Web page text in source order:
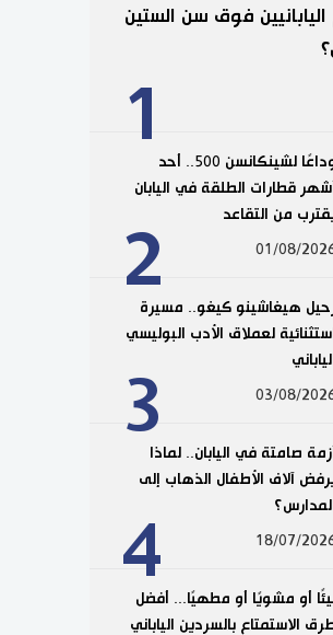
1
فوق سن الستين
2
وداعًا لشينكانسن 500.. أحد
أشهر قطارات الطلقة في اليابان
من التقاعد
01/08/
3
هيغاشينو كيغو.. مسيرة
استثنائية لعملاق الأدب البوليسي
الياباني
03/08/
4
أزمة صامتة في اليابان.. لماذا
آلاف الأطفال الذهاب إلى
المدارس؟
18/07/
أو مشويًا أو مطهيًا... أفضل
الاستمتاع بالسردين الياباني